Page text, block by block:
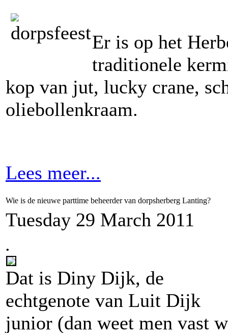
Er is op het
traditionele
kop van jut, lucky crane,
oliebollenkraam.
Lees meer...
Wie is de nieuwe parttime beheerder van dorpsherberg Lanting?
Tuesday 29 March 2011
.
Dat is Diny Dijk, de
echtgenote van Luit Dijk
junior (dan weet men vast